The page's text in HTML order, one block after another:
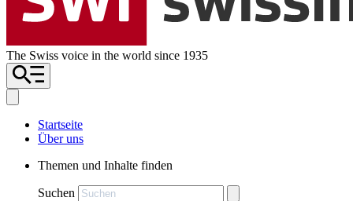
The Swiss voice in the world since 1935
Startseite
Über uns
Themen und Inhalte finden
Suchen